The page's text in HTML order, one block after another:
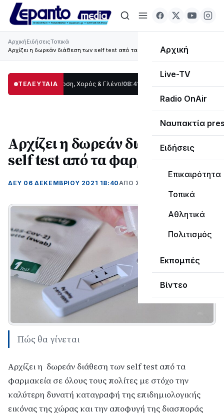
Αρχική
Live-TV
Radio OnAir
Ναυπακτία
Ειδήσεις
Επικαιρότητα
Τοπικά
Αθλητικά
Πολιτισμός
Εκπομπές
Βίντεο
ΑρχικήΕιδήσειςΤοπικά
Αρχίζει η δωρεάν διάθεση των self test από τα φαρμακεία
ΤΕΛΕΥΤΑΙΑ
Παράδοση, Χορός & Γλέντι! 08:41 ΤΟ ΠΑΡΤΥ ΣΥΝΕΧΙΖΕΤΑΙ…
Αρχίζει η δωρεάν διάθεση των
self test από τα φαρμακεία
ΔΕΥ 06 ΔΕΚΕΜΒΡΊΟΥ 2021 18:40ΑΠΌ ΣΟΦΙΑ ΚΑΥΚΟΠΟΥΛΟΥ
Πώς θα γίνεται
Aρχίζει η δωρεάν διάθεση των self test από τα
φαρμακεία σε όλους τους πολίτες με στόχο την
καλύτερη δυνατή καταγραφή της επιδημιολογικής
εικόνας της χώρας και την αποφυγή της διασποράς